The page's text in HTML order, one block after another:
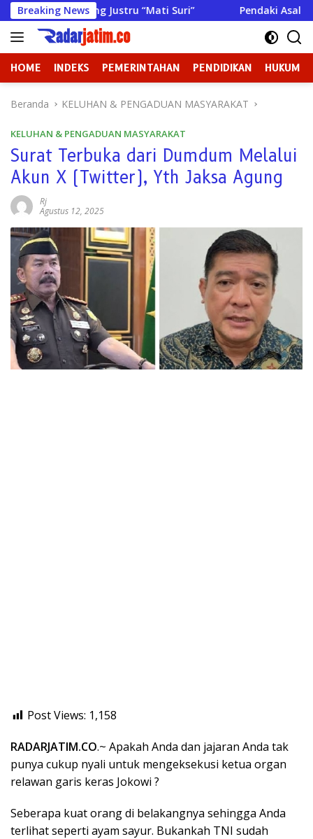
Langsung
ke
konten
Breaking News
Justru “Mati Suri” Pendaki Asal Sumenep
HOME INDEKS PEMERINTAHAN PENDIDIKAN HUKUM
Beranda KELUHAN & PENGADUAN MASYARAKAT
KELUHAN & PENGADUAN MASYARAKAT
Surat Terbuka dari Dumdum Melalui
Akun X (Twitter), Yth Jaksa Agung
Rj
Agustus 12, 2025
Post Views: 1,158
RADARJATIM.CO.~ Apakah Anda dan jajaran Anda tak
punya cukup nyali untuk mengeksekusi ketua organ
relawan garis keras Jokowi ?
Seberapa kuat orang di belakangnya sehingga Anda
terlihat seperti ayam sayur. Bukankah TNI sudah